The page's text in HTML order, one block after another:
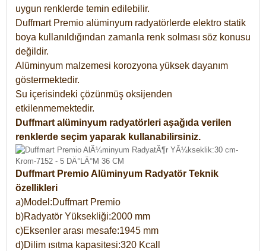
uygun renklerde temin edilebilir.
Duffmart Premio alüminyum radyatörlerde elektro statik
boya kullanıldığından zamanla renk solması söz konusu
değildir.
Alüminyum malzemesi korozyona yüksek dayanım
göstermektedir.
Su içerisindeki çözünmüş oksijenden
etkilenmemektedir.
Duffmart alüminyum radyatörleri aşağıda verilen
renklerde seçim yaparak kullanabilirsiniz.
Duffmart Premio Alüminyum Radyatör Teknik
özellikleri
a)Model:Duffmart Premio
b)Radyatör Yüksekliği:2000 mm
c)Eksenler arası mesafe:1945 mm
d)Dilim ısıtma kapasitesi:320 Kcall